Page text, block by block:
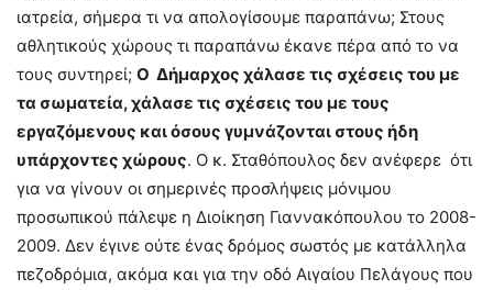
ιατρεία, σήμερα τι να απολογίσουμε παραπάνω; Στους
αθλητικούς χώρους τι παραπάνω έκανε πέρα από το να
τους συντηρεί; Ο Δήμαρχος χάλασε τις σχέσεις του με
τα σωματεία, χάλασε τις σχέσεις του με τους
εργαζόμενους και όσους γυμνάζονται στους ήδη
υπάρχοντες χώρους. Ο κ. Σταθόπουλος δεν ανέφερε ότι
για να γίνουν οι σημερινές προσλήψεις μόνιμου
προσωπικού πάλεψε η Διοίκηση Γιαννακόπουλου το 2008-
2009. Δεν έγινε ούτε ένας δρόμος σωστός με κατάλληλα
πεζοδρόμια, ακόμα και για την οδό Αιγαίου Πελάγους που